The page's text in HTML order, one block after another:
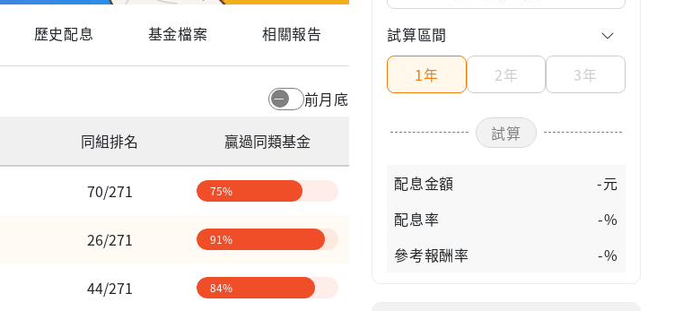
歷史配息 基金檔案 相關報告
前月底
同組排名 贏過同類基金
70/271 75%
26/271 91%
44/271 84%
試算區間
1年
2年 3年
試算
配息金額
-元
配息率
-%
參考報酬率
-%